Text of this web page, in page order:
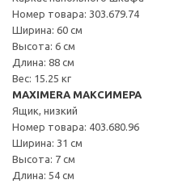
Номер товара: 303.679.74
Ширина: 60 см
Высота: 6 см
Длина: 88 см
Вес: 15.25 кг
MAXIMERA МАКСИМЕРА
Ящик, низкий
Номер товара: 403.680.96
Ширина: 31 см
Высота: 7 см
Длина: 54 см